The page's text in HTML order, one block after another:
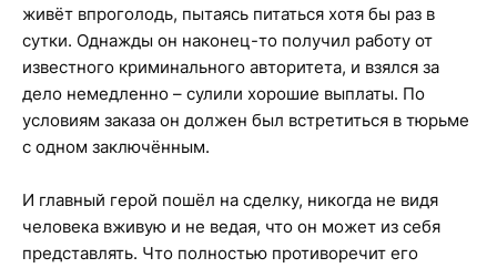
живёт впроголодь, пытаясь питаться хотя бы раз в
сутки. Однажды он наконец-то получил работу от
известного криминального авторитета, и взялся за
дело немедленно – сулили хорошие выплаты. По
условиям заказа он должен был встретиться в тюрьме
с одном заключённым.
И главный герой пошёл на сделку, никогда не видя
человека вживую и не ведая, что он может из себя
представлять. Что полностью противоречит его